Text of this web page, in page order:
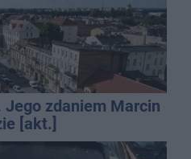
zdaniem Marcin
[akt.]